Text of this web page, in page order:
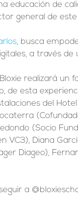
educación de
general de
, busca
a través
realizará un
de esta
del
(Socio
VC3), Diana
Diageo),
a